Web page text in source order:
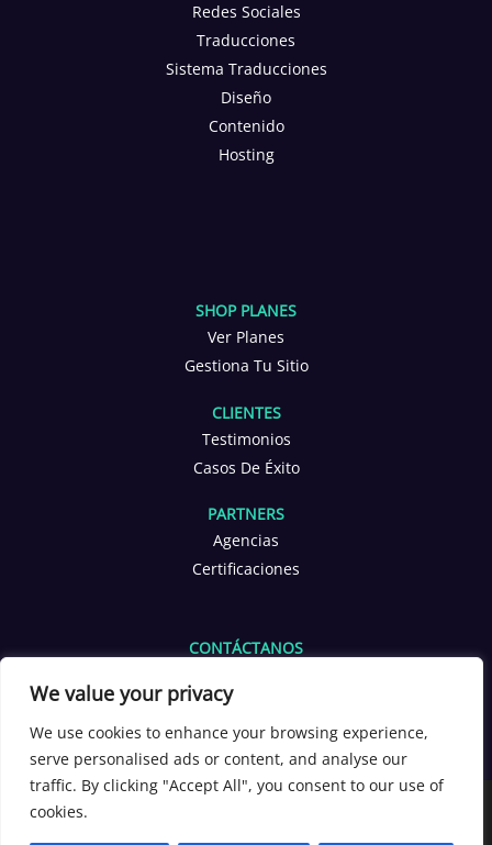
We value your privacy
We use cookies to enhance your browsing experience,
serve personalised ads or content, and analyse our
traffic. By clicking "Accept All", you consent to our use of
cookies.
Redes Sociales
Traducciones
Sistema Traducciones
Diseño
Contenido
Hosting
SHOP PLANES
Ver Planes
Gestiona Tu Sitio
CLIENTES
Testimonios
Casos De Éxito
PARTNERS
Agencias
Certificaciones
CONTÁCTANOS
+1 601 653 2566
[yoppen_chatbot]